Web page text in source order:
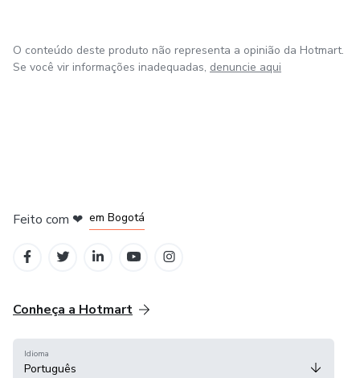
O conteúdo deste produto não representa a opinião da Hotmart.
Se você vir informações inadequadas, denuncie aqui
Feito com ❤ em Bogotá
Conheça a Hotmart
Idioma
Português